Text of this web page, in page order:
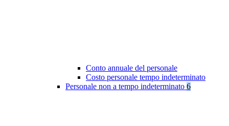
Conto annuale del personale
Costo personale tempo indeterminato
Personale non a tempo indeterminato 6